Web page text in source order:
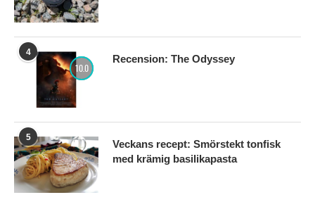
4
10.0
Recension: The Odyssey
5
Veckans recept: Smörstekt tonfisk
med krämig basilikapasta